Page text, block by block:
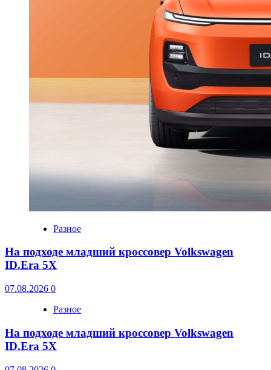
Разное
На подходе младший кроссовер Volkswagen
ID.Era 5X
07.08.2026 0
Разное
На подходе младший кроссовер Volkswagen
ID.Era 5X